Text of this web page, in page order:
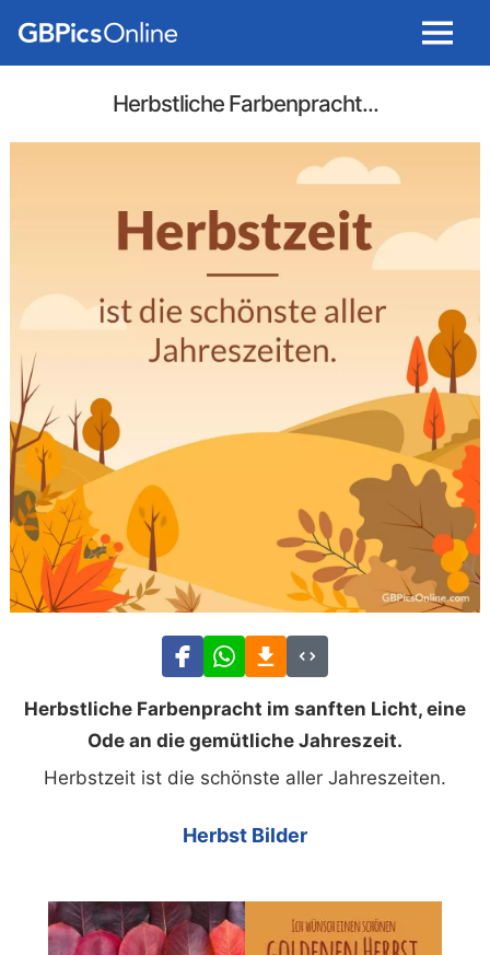
Menu
Herbstliche Farbenpracht...
Herbstliche Farbenpracht im sanften Licht, eine
Ode an die gemütliche Jahreszeit.
Herbstzeit ist die schönste aller Jahreszeiten.
Herbst Bilder